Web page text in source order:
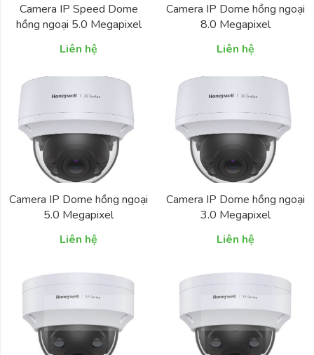
Camera IP Speed Dome
hồng ngoại 5.0 Megapixel
HONEYWELL
HC35WZ5R30
Liên hệ
Camera IP Dome hồng ngoại
8.0 Megapixel
HONEYWELL
HC35W48R2
Liên hệ
Camera IP Dome hồng ngoại
5.0 Megapixel
HONEYWELL
HC35W45R2
Liên hệ
Camera IP Dome hồng ngoại
3.0 Megapixel
HONEYWELL
HC35W43R2
Liên hệ